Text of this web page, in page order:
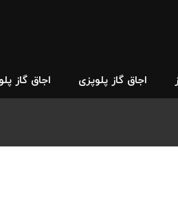
اجاق گاز پلوپزی اجاق گاز